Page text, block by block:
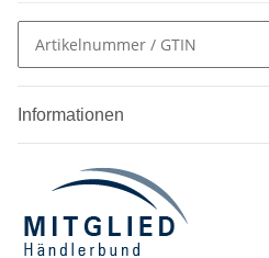
Informationen